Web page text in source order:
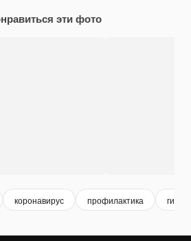
эти фото
коронавирус профилактика